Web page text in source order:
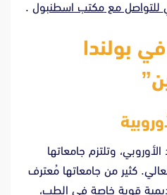
للتواصل معمكتب اسطنبول .
بولندا
وتلتزم جامعاتها
العالي. كثير من جامعاتها مُعترف
قوية خاصة في الطب،